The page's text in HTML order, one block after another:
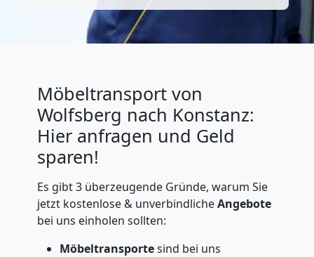
Möbeltransport von
Wolfsberg nach Konstanz:
Hier anfragen und Geld
sparen!
Es gibt 3 überzeugende Gründe, warum Sie
jetzt kostenlose & unverbindlicheAngebote
bei uns einholen sollten:
Möbeltransportesind bei uns